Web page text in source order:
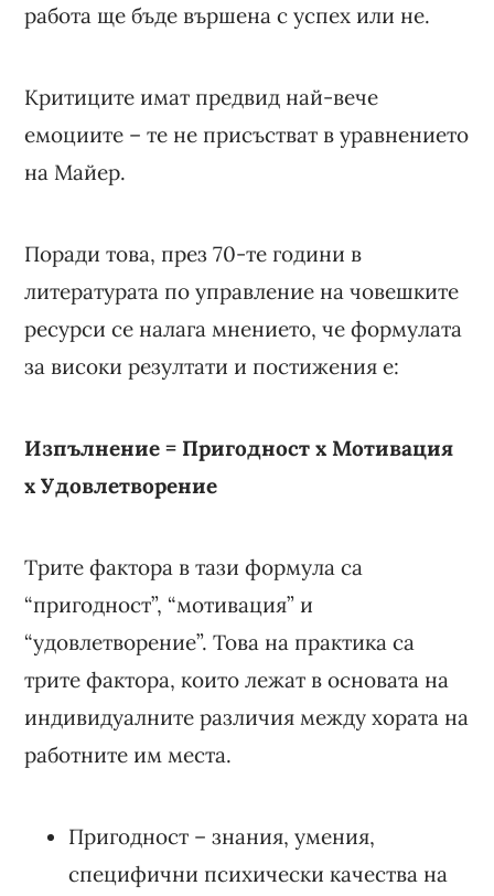
работа ще бъде вършена с успех или не.
Критиците имат предвид най-вече
емоциите – те не присъстват в уравнението
на Майер.
Поради това, през 70-те години в
литературата по управление на човешките
ресурси се налага мнението, че формулата
за високи резултати и постижения е:
Изпълнение = Пригодност x Мотивация
x Удовлетворение
Трите фактора в тази формула са
“пригодност”, “мотивация” и
“удовлетворение”. Това на практика са
трите фактора, които лежат в основата на
индивидуалните различия между хората на
работните им места.
Пригодност – знания, умения,
специфични психически качества на